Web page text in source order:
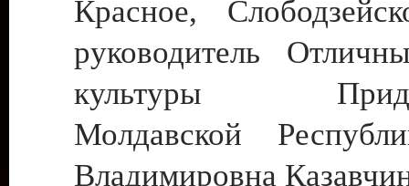
Красное,
руководитель
культуры
Молдавской
Владимировна